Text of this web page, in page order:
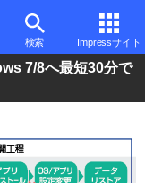
検索 Impressサイト
7/8へ最短30分で